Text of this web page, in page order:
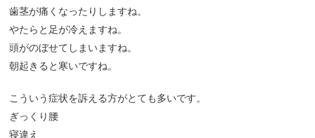
歯茎が痛くなったりしますね。
やたらと足が冷えますね。
頭がのぼせてしまいますね。
朝起きると寒いですね。
こういう症状を訴える方がとても多いです。
ぎっくり腰
寝違え